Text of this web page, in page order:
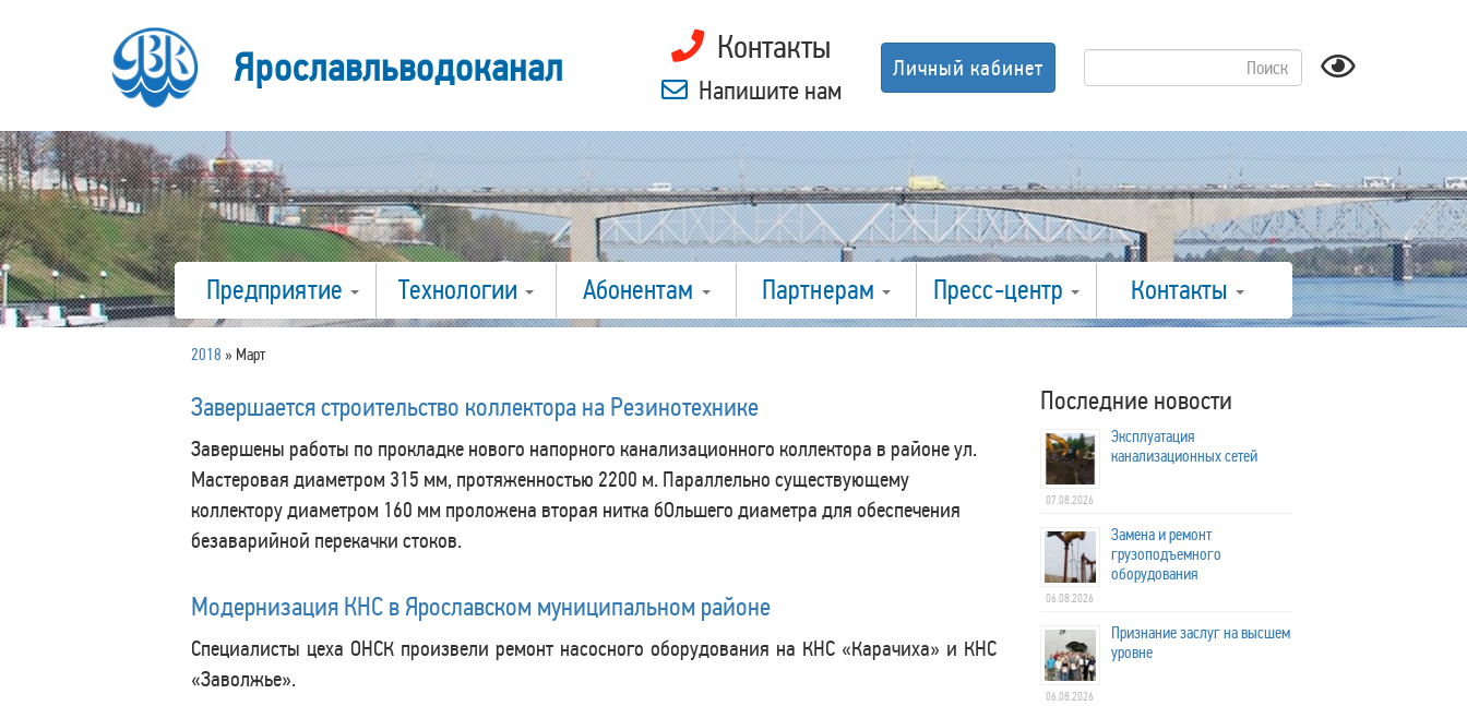
Ярославльводоканал Контакты
Напишите нам
Личный кабинет
Предприятие Технологии Абонентам Партнерам Пресс-центр Контакты
2018 » Март
Завершается строительство коллектора на Резинотехнике
Завершены работы по прокладке нового напорного канализационного коллектора в районе ул.
Мастеровая диаметром 315 мм, протяженностью 2200 м. Параллельно существующему
коллектору диаметром 160 мм проложена вторая нитка бОльшего диаметра для обеспечения
безаварийной перекачки стоков.
Модернизация КНС в Ярославском муниципальном районе
Специалисты цеха ОНСК произвели ремонт насосного оборудования на КНС «Карачиха» и КНС
«Заволжье».
Последние новости
Эксплуатация
канализационных сетей
07.08.2026
Замена и ремонт
грузоподъемного
оборудования
06.08.2026
Признание заслуг на высшем
уровне
06.08.2026